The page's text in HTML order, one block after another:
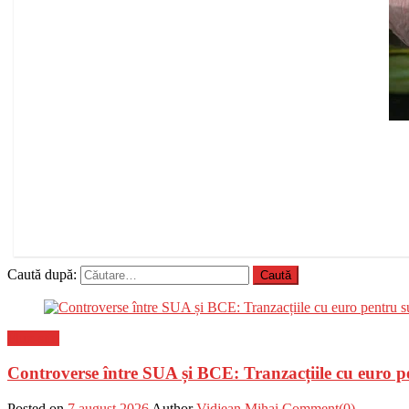
Caută după:
Controverse între SUA și BCE: Tranzacțiile cu euro